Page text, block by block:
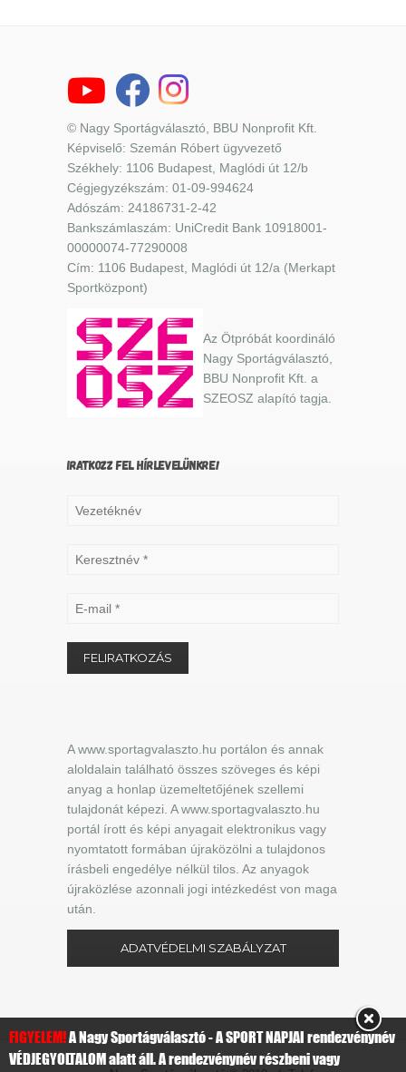
© Nagy Sportágválasztó, BBU Nonprofit Kft.
Képviselő: Szemán Róbert ügyvezető
Székhely: 1106 Budapest, Maglódi út 12/b
Cégjegyzékszám: 01-09-994624
Adószám: 24186731-2-42
Bankszámlaszám: UniCredit Bank 10918001-
00000074-77290008
Cím: 1106 Budapest, Maglódi út 12/a (Merkapt
Sportközpont)
Az Ötpróbát koordináló
Nagy Sportágválasztó,
BBU Nonprofit Kft. a
SZEOSZ alapító tagja.
IRATKOZZ FEL HÍRLEVELÜNKRE!
A www.sportagvalaszto.hu portálon és annak
aloldalain található összes szöveges és képi
anyag a honlap üzemeltetőjének szellemi
tulajdonát képezi. A www.sportagvalaszto.hu
portál írott és képi anyagait elektronikus vagy
nyomtatott formában újraközölni a tulajdonos
írásbeli engedélye nélkül tilos. Az anyagok
újraközlése azonnali jogi intézkedést von maga
után.
ADATVÉDELMI SZABÁLYZAT
FIGYELEM!A Nagy Sportágválasztó - A SPORT NAPJAI rendezvénynév
VÉDJEGYOLTALOM alatt áll. A rendezvénynév részbeni vagy